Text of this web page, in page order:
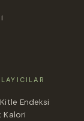
Endeksi
Kalori